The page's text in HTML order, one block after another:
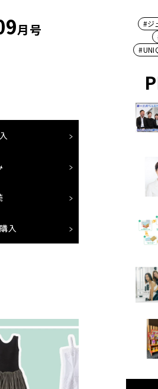
月号
入
#ジ